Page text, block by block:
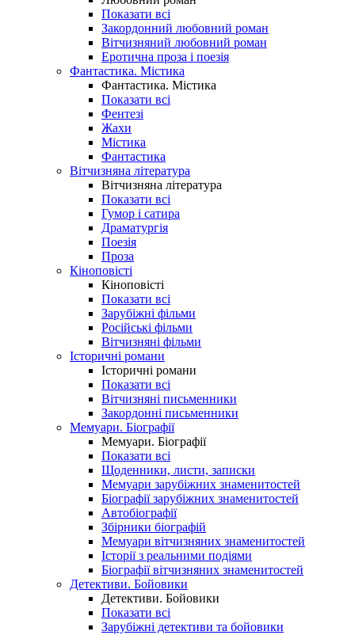
Показати всі
Закордонний любовний роман
Вітчизняний любовний роман
Еротична проза і поезія
Фантастика. Містика
Фантастика. Містика
Показати всі
Фентезі
Жахи
Містика
Фантастика
Вітчизняна література
Вітчизняна література
Показати всі
Гумор і сатира
Драматургія
Поезія
Проза
Кіноповісті
Кіноповісті
Показати всі
Зарубіжні фільми
Російські фільми
Вітчизняні фільми
Історичні романи
Історичні романи
Показати всі
Вітчизняні письменники
Закордонні письменники
Мемуари. Біографії
Мемуари. Біографії
Показати всі
Щоденники, листи, записки
Мемуари зарубіжних знаменитостей
Біографії зарубіжних знаменитостей
Автобіографії
Збірники біографій
Мемуари вітчизняних знаменитостей
Історії з реальними подіями
Біографії вітчизняних знаменитостей
Детективи. Бойовики
Детективи. Бойовики
Показати всі
Зарубіжні детективи та бойовики